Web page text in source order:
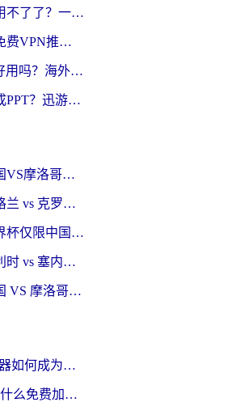
归雁加速器为什么用不了了？一位海外游子的真实困惑与技术解答
海外党必看：回国免费VPN推荐？别踩坑！教你选对加速器无缝刷国内资源
ChickCN和GoLink好用吗？海外党如何选对回国加速器
海外玩国内手游卡成PPT？迅游和奇游手游哪个好？一篇讲透回国加速器怎么选
在国外看世界杯法国VS摩洛哥地区限制？这篇指南让你流畅看中文解说无压力
在国外看世界杯英格兰 vs 克罗地亚当前地区不可播放？这篇指南帮你搞定所有海外观赛难题
在海外看央视频世界杯仅限中国大陆？这篇指南帮你解锁中文解说+无卡顿直播
在海外看世界杯比利时 vs 塞内加尔仅限中国大陆？我找到了最流畅的中文解说之路
在国外看世界杯法国 VS 摩洛哥仅限中国大陆？海外党这样看中文解说赛事不卡顿
在澳洲，BanG加速器如何成为你国服游戏的“时光机”？
玩崩坏学园2海外用什么免费加速器好？2026海外党亲测国服游戏加速指南